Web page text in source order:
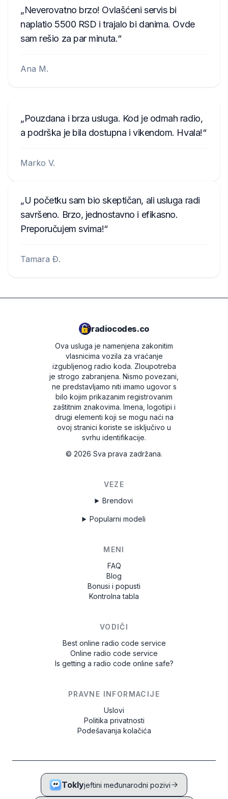
Neverovatno brzo! Ovlašćeni servis bi
naplatio 5500 RSD i trajalo bi danima. Ovde
sam rešio za par minuta.
Ana M.
Pouzdana i brza usluga. Kod je odmah radio,
a podrška je bila dostupna i vikendom. Hvala!
Marko V.
U početku sam bio skeptičan, ali usluga radi
savršeno. Brzo, jednostavno i efikasno.
Preporučujem svima!
Tamara Đ.
radiocodes.co
Ova usluga je namenjena zakonitim
vlasnicima vozila za vraćanje
izgubljenog radio koda. Zloupotreba
je strogo zabranjena. Nismo povezani,
ne predstavljamo niti imamo ugovor s
bilo kojim prikazanim registrovanim
zaštitnim znakovima. Imena, logotipi i
drugi elementi koji se mogu naći na
ovoj stranici koriste se isključivo u
svrhu identifikacije.
© 2026 Sva prava zadržana.
VEZE
Brendovi
Popularni modeli
MENI
FAQ
Blog
Bonusi i popusti
Kontrolna tabla
VODIČI
Best online radio code service
Online radio code service
Is getting a radio code online safe?
PRAVNE INFORMACIJE
Uslovi
Politika privatnosti
Podešavanja kolačića
Toklyjeftini međunarodni pozivi